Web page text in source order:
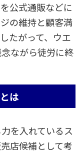
公式通販などに
の維持と顧客満
たがって、ウエ
ながら徒労に終
は
を入れているス
店候補として考